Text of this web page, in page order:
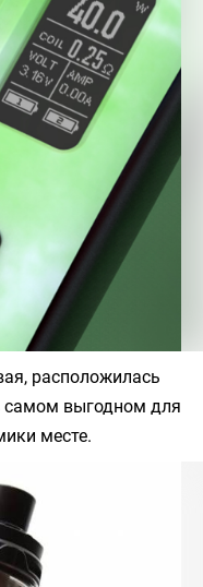
расположилась
самом выгодном для
месте.